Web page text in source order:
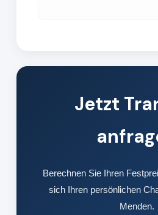
Jetzt
Berechnen Sie Ihren
sich Ihren persönlichen
Menden.